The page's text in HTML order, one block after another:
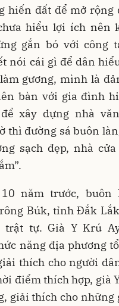
hiến đất để mở rộng
hiểu lợi ích nên
gắn bó với công
nói cái gì để dân
gương, mình là
bàn với gia đình
xây dựng nhà
thì đường sá buôn
sạch đẹp, nhà
10 năm trước, buôn
Búk, tỉnh Đắk
tự. Già Y Krú
năng địa phương
thích cho người
điểm thích hợp, già
giải thích cho những